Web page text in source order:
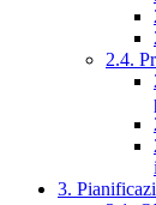
2.4.
3.